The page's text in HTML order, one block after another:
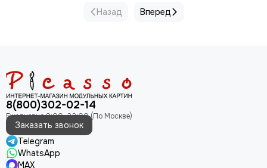
Назад Вперед
8(800)302-02-14
Заказать звонок
Telegram
WhatsApp
MAX